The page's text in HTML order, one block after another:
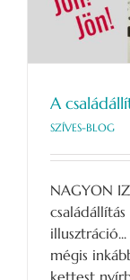
A
SZÍVES-BLOG
NAGYON
mégis